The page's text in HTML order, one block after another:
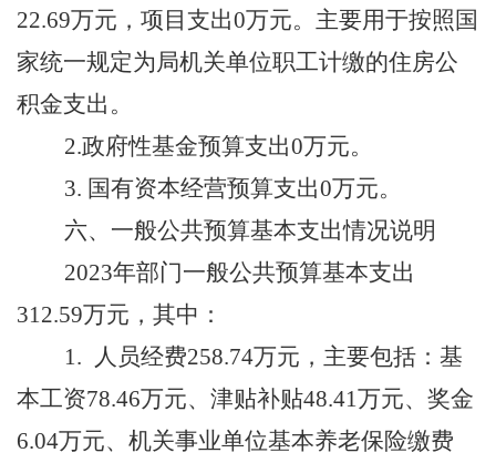
22.69万元，项目支出0万元。主要用于按照国
家统一规定为局机关单位职工计缴的住房公
积金支出。
2.政府性基金预算支出0万元。
3. 国有资本经营预算支出0万元。
六、一般公共预算基本支出情况说明
2023年部门一般公共预算基本支出
312.59万元，其中：
1.
人员经费258.74万元，主要包括：基
本工资78.46万元、津贴补贴48.41万元、奖金
6.04万元、机关事业单位基本养老保险缴费